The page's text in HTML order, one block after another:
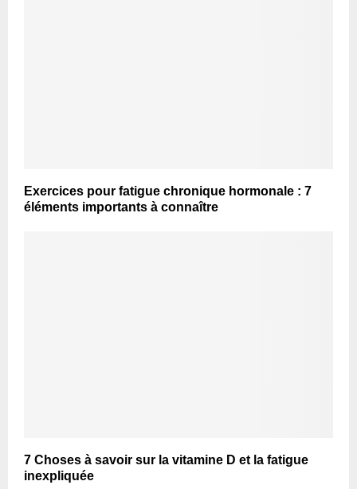
Exercices pour fatigue chronique hormonale : 7
éléments importants à connaître
7 Choses à savoir sur la vitamine D et la fatigue
inexpliquée